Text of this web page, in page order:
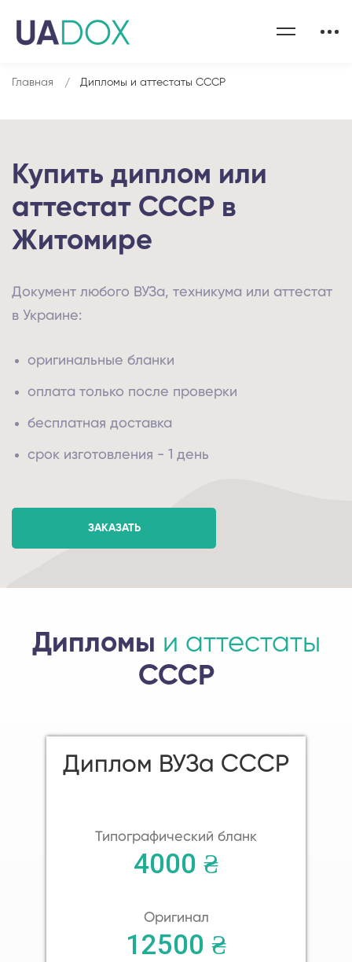
Главная Дипломы и аттестаты СССР
Купить диплом или
аттестат СССР в
Житомире
Документ любого ВУЗа, техникума или аттестат
в Украине:
оригинальные бланки
оплата только после проверки
бесплатная доставка
срок изготовления - 1 день
ЗАКАЗАТЬ
Дипломы и аттестаты
СССР
Диплом ВУЗа СССР
Типографический бланк
4000 ₴
Оригинал
12500 ₴